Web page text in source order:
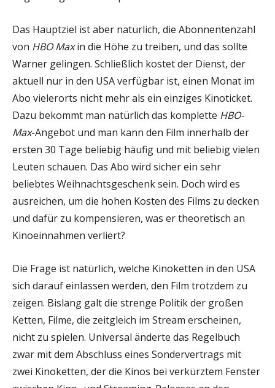
Das Hauptziel ist aber natürlich, die Abonnentenzahl
von HBO Maxin die Höhe zu treiben, und das sollte
Warner gelingen. Schließlich kostet der Dienst, der
aktuell nur in den USA verfügbar ist, einen Monat im
Abo vielerorts nicht mehr als ein einziges Kinoticket.
Dazu bekommt man natürlich das komplette HBO-
Max-Angebot und man kann den Film innerhalb der
ersten 30 Tage beliebig häufig und mit beliebig vielen
Leuten schauen. Das Abo wird sicher ein sehr
beliebtes Weihnachtsgeschenk sein. Doch wird es
ausreichen, um die hohen Kosten des Films zu decken
und dafür zu kompensieren, was er theoretisch an
Kinoeinnahmen verliert?
Die Frage ist natürlich, welche Kinoketten in den USA
sich darauf einlassen werden, den Film trotzdem zu
zeigen. Bislang galt die strenge Politik der großen
Ketten, Filme, die zeitgleich im Stream erscheinen,
nicht zu spielen. Universal änderte das Regelbuch
zwar mit dem Abschluss eines Sondervertrags mit
zwei Kinoketten, der die Kinos bei verkürztem Fenster